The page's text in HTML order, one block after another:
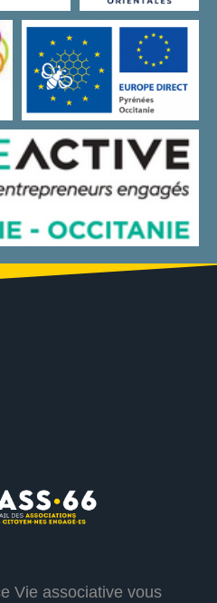
Vie associative vous